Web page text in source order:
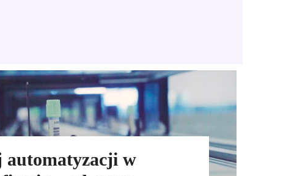
automatyzacji w